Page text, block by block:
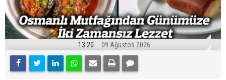
13:20 09 Ağustos 2026